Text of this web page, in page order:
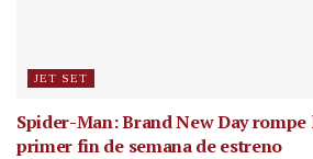
JET SET
Spider-Man: Brand New Day
primer fin de semana de estreno